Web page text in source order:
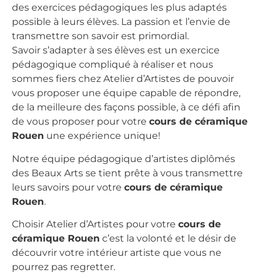
des exercices pédagogiques les plus adaptés
possible à leurs élèves. La passion et l’envie de
transmettre son savoir est primordial.
Savoir s’adapter à ses élèves est un exercice
pédagogique compliqué à réaliser et nous
sommes fiers chez Atelier d’Artistes de pouvoir
vous proposer une équipe capable de répondre,
de la meilleure des façons possible, à ce défi afin
de vous proposer pour votre cours de céramique
Rouen une expérience unique!
Notre équipe pédagogique d’artistes diplômés
des Beaux Arts se tient prête à vous transmettre
leurs savoirs pour votre cours de céramique
Rouen.
Choisir Atelier d’Artistes pour votre cours de
céramique Rouen c’est la volonté et le désir de
découvrir votre intérieur artiste que vous ne
pourrez pas regretter.